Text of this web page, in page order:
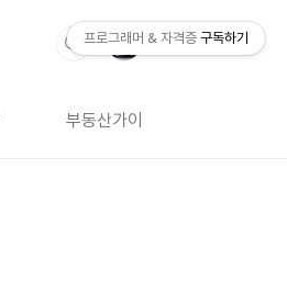
부동산가이드
프로그래머 & 자격증 구독하기